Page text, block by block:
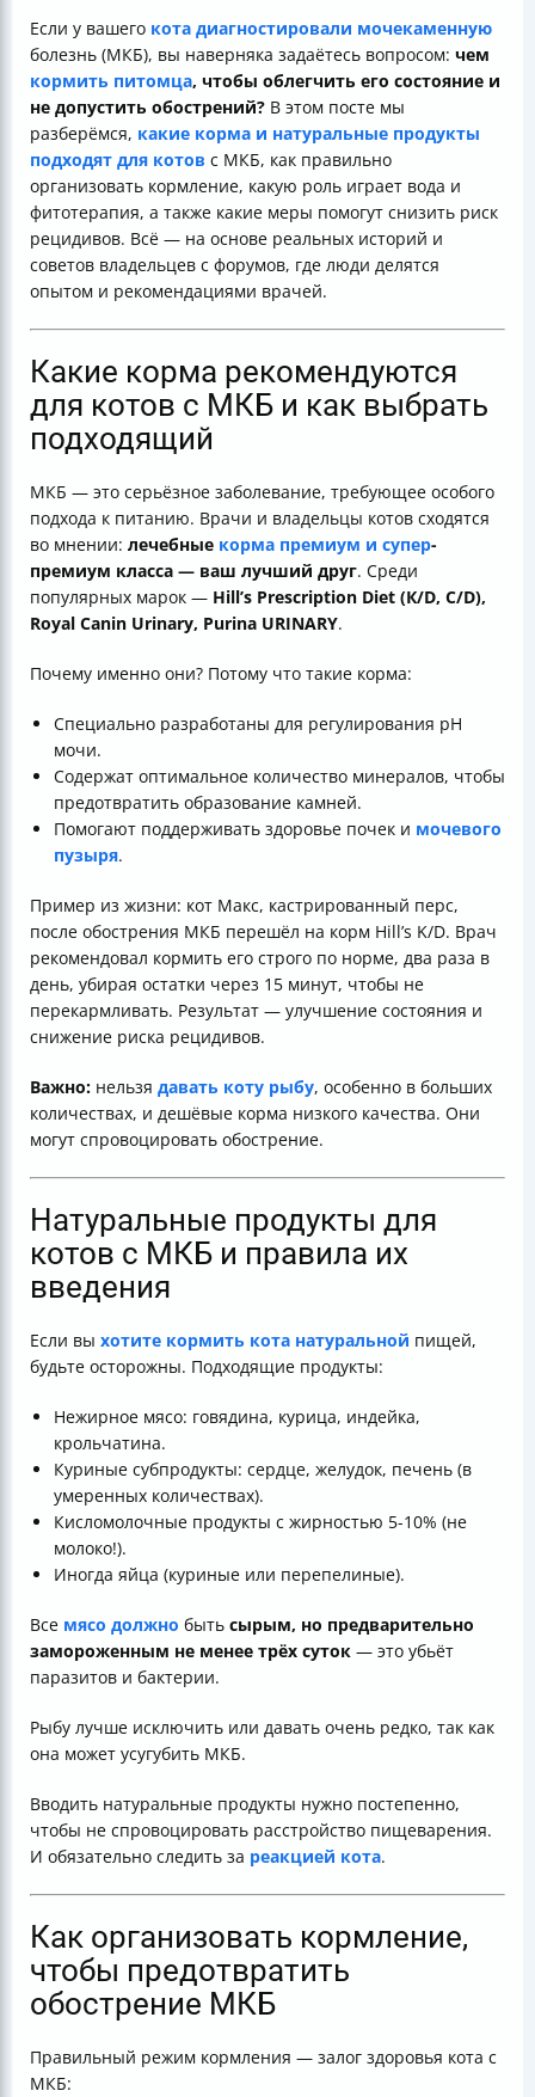
Профилактические меры и изменения в образе
жизни
Травяные сборы и фитотерапия
Ошибки в питании, которых стоит избегать
Медикаменты и лечебные средства
Советы владельцам котов с МКБ
Таблица сравнения кормов для котов с МКБ
Полезные ссылки
Если у вашего кота диагностировали мочекаменную
болезнь (МКБ), вы наверняка задаётесь вопросом: чем
кормить питомца, чтобы облегчить его состояние и
не допустить обострений? В этом посте мы
разберёмся, какие корма и натуральные продукты
подходят для котов с МКБ, как правильно
организовать кормление, какую роль играет вода и
фитотерапия, а также какие меры помогут снизить риск
рецидивов. Всё — на основе реальных историй и
советов владельцев с форумов, где люди делятся
опытом и рекомендациями врачей.
Какие корма рекомендуются
для котов с МКБ и как выбрать
подходящий
МКБ — это серьёзное заболевание, требующее особого
подхода к питанию. Врачи и владельцы котов сходятся
во мнении: лечебные корма премиум и супер-
премиум класса — ваш лучший друг. Среди
популярных марок — Hill’s Prescription Diet (К/D, C/D),
Royal Canin Urinary, Purina URINARY.
Почему именно они? Потому что такие корма:
Специально разработаны для регулирования pH
мочи.
Содержат оптимальное количество минералов, чтобы
предотвратить образование камней.
Помогают поддерживать здоровье почек и мочевого
пузыря.
Пример из жизни: кот Макс, кастрированный перс,
после обострения МКБ перешёл на корм Hill’s K/D. Врач
рекомендовал кормить его строго по норме, два раза в
день, убирая остатки через 15 минут, чтобы не
перекармливать. Результат — улучшение состояния и
снижение риска рецидивов.
Важно: нельзя давать коту рыбу, особенно в больших
количествах, и дешёвые корма низкого качества. Они
могут спровоцировать обострение.
Натуральные продукты для
котов с МКБ и правила их
введения
Если вы хотите кормить кота натуральной пищей,
будьте осторожны. Подходящие продукты:
Нежирное мясо: говядина, курица, индейка,
крольчатина.
Куриные субпродукты: сердце, желудок, печень (в
умеренных количествах).
Кисломолочные продукты с жирностью 5-10% (не
молоко!).
Иногда яйца (куриные или перепелиные).
Все мясо должно быть сырым, но предварительно
замороженным не менее трёх суток — это убьёт
паразитов и бактерии.
Рыбу лучше исключить или давать очень редко, так как
она может усугубить МКБ.
Вводить натуральные продукты нужно постепенно,
чтобы не спровоцировать расстройство пищеварения.
И обязательно следить за реакцией кота.
Как организовать кормление,
чтобы предотвратить
обострение МКБ
Правильный режим кормления — залог здоровья кота с
МКБ: